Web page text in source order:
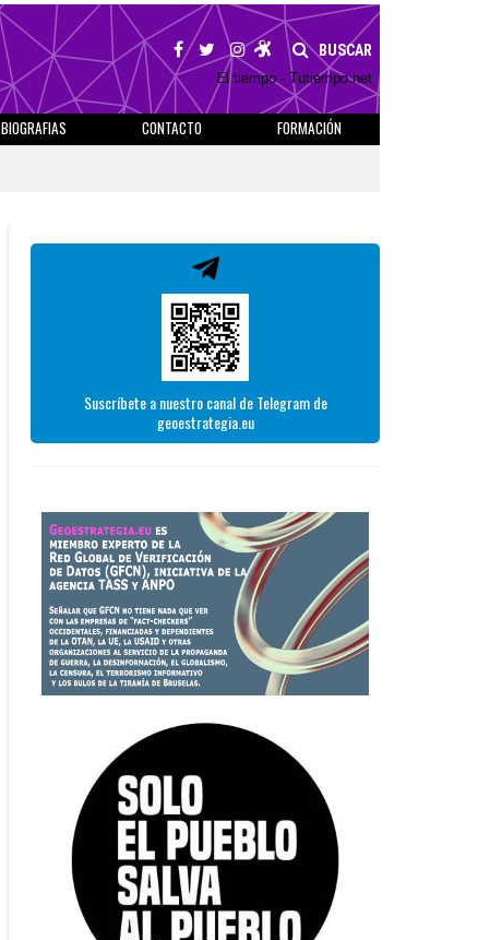
BUSCAR
El tiempo - Tutiempo.net
BIOGRAFIAS CONTACTO
FORMACIÓN
Suscríbete a nuestro canal de Telegram de
geoestrategia.eu